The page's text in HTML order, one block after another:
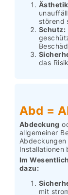
störend
Schutz:
das
Abd =
Abdeckung
allgemeiner
Installationen
Im
dazu:
mit